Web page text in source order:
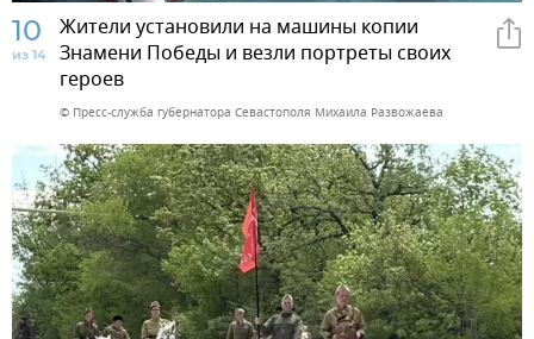
10
из 14
Жители установили на машины копии
Знамени Победы и везли портреты своих
героев
© Пресс-служба губернатора Севастополя Михаила Развожаева